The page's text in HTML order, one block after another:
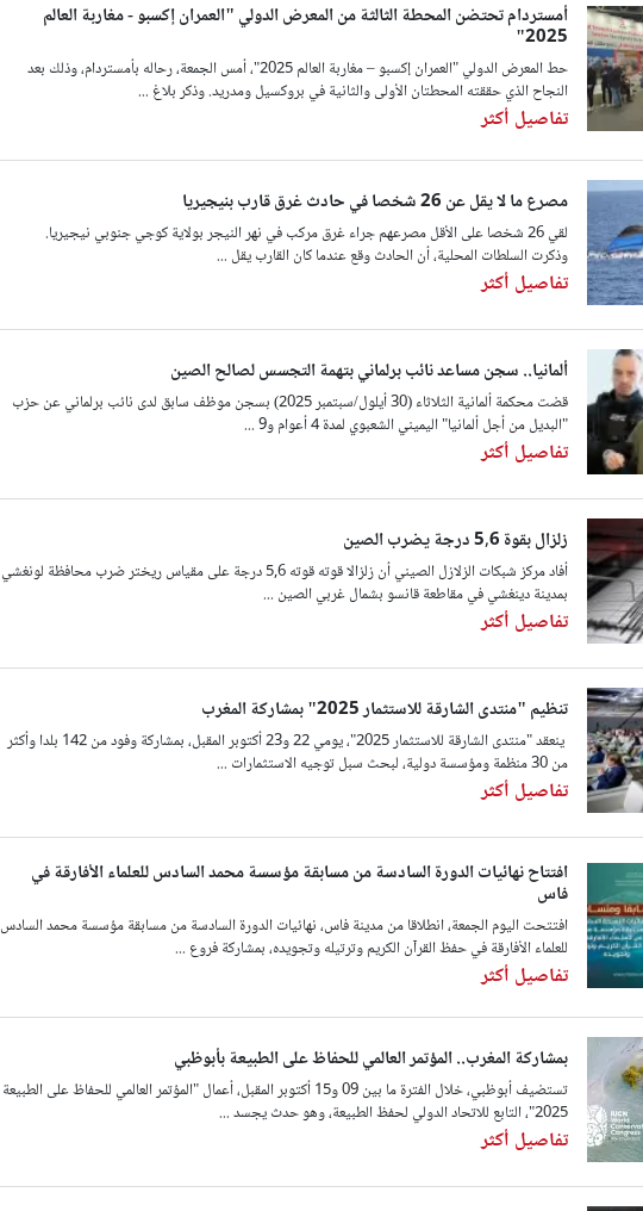
أمستردام تحتضن المحطة الثالثة من المعرض الدولي "العمران إكسبو - مغاربة العالم
2025"
حط المعرض الدولي "العمران إكسبو – مغاربة العالم 2025"، أمس الجمعة، رحاله بأمستردام، وذلك بعد
النجاح الذي حققته المحطتان الأولى والثانية في بروكسيل ومدريد. وذكر بلاغ ...
تفاصيل أكثر
مصرع ما لا يقل عن 26 شخصا في حادث غرق قارب بنيجيريا
لقي 26 شخصا على الأقل مصرعهم جراء غرق مركب في نهر النيجر بولاية كوجي جنوبي نيجيريا.
وذكرت السلطات المحلية، أن الحادث وقع عندما كان القارب يقل ...
تفاصيل أكثر
ألمانيا.. سجن مساعد نائب برلماني بتهمة التجسس لصالح الصين
قضت محكمة ألمانية الثلاثاء (30 أيلول/سبتمبر 2025) بسجن موظف سابق لدى نائب برلماني عن حزب
"البديل من أجل ألمانيا" اليميني الشعبوي لمدة 4 أعوام و9 ...
تفاصيل أكثر
زلزال بقوة 5,6 درجة يضرب الصين
أفاد مركز شبكات الزلازل الصيني أن زلزالا قوته قوته 5,6 درجة على مقياس ريختر ضرب محافظة لونغشي
بمدينة دينغشي في مقاطعة قانسو بشمال غربي الصين ...
تفاصيل أكثر
تنظيم "منتدى الشارقة للاستثمار 2025" بمشاركة المغرب
ينعقد "منتدى الشارقة للاستثمار 2025"، يومي 22 و23 أكتوبر المقبل، بمشاركة وفود من 142 بلدا وأكثر
من 30 منظمة ومؤسسة دولية، لبحث سبل توجيه الاستثمارات ...
تفاصيل أكثر
افتتاح نهائيات الدورة السادسة من مسابقة مؤسسة محمد السادس للعلماء الأفارقة في
فاس
افتتحت اليوم الجمعة، انطلاقا من مدينة فاس، نهائيات الدورة السادسة من مسابقة مؤسسة محمد السادس
للعلماء الأفارقة في حفظ القرآن الكريم وترتيله وتجويده، بمشاركة فروع ...
تفاصيل أكثر
بمشاركة المغرب.. المؤتمر العالمي للحفاظ على الطبيعة بأبوظبي
تستضيف أبوظبي، خلال الفترة ما بين 09 و15 أكتوبر المقبل، أعمال "المؤتمر العالمي للحفاظ على الطبيعة
2025"، التابع للاتحاد الدولي لحفظ الطبيعة، وهو حدث يجسد ...
تفاصيل أكثر